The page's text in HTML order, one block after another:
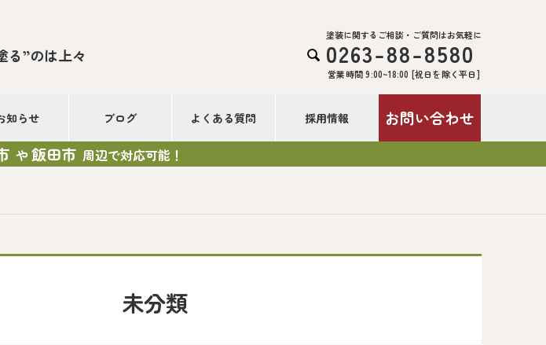
る”のは上々 
塗装に関するご相談・ご質問はお気軽に
0263-88-8580
営業時間 9:00~18:00 [祝日を除く平日]
知らせ ブログ よくある質問 採用情報 お問い合わせ
や飯田市 周辺で対応可能！
未分類